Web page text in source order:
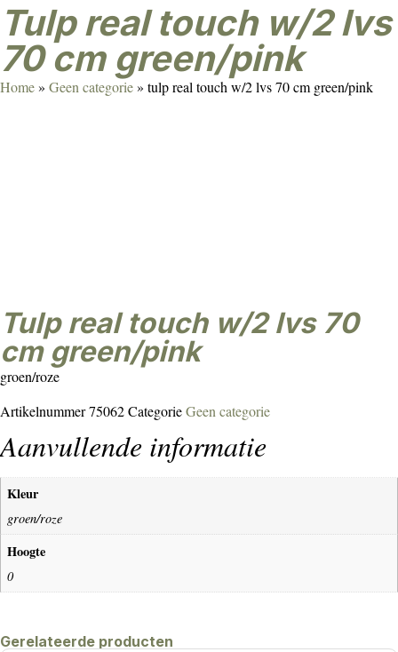
tulp real touch w/2 lvs
70 cm green/pink
Home» Geen categorie» tulp real touch w/2 lvs 70 cm green/pink
tulp real touch w/2 lvs 70
cm green/pink
groen/roze
Artikelnummer75062CategorieGeen categorie
Aanvullende informatie
Kleur
groen/roze
Hoogte
0
Gerelateerde producten